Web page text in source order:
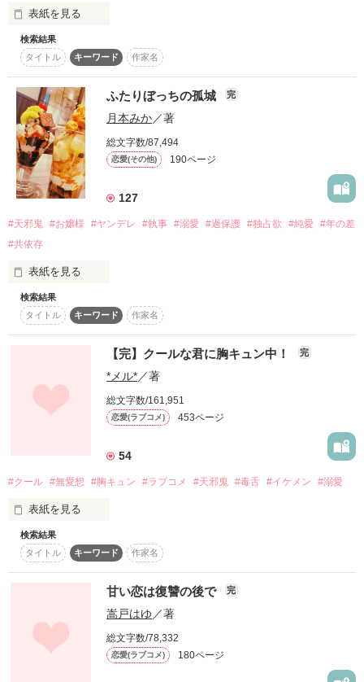
だって私が好きだったのは――
言葉足らずで、ひねくれていて、誤解されやすくて。
なのに時々、誰より優しかった頃の彼だから。
告白されても、素直にうなずけない。
近づかれるほど、逃げたくなる。
だけど彼は、まっすぐ私を見る。
「卒業までに、今の俺も好きにさせる」
そんな宣戦布告、反則でしょ。
素直になれない私と、
まっすぐすぎる彼の、
じれったくて、少し特別な青春ラブストーリー。
作品を読む
絶対絶対、センセイのせい
.｡o♡o｡.｡o♡o｡.｡o♡o｡.｡o♡o｡.｡o♡o｡.｡o♡o
天邪鬼美少女
村上 なずな -Murakami Nazuna-
×
世話焼きイケメン教師
.｡o♡o｡.｡o♡o｡.｡o♡o｡.｡o♡o｡.｡o♡o｡.｡o♡o
こんな関係だめだって、わかってる
だから、天地がひっくり返ってもあなたの隣に私がいることは
…そう、思ってるのに
｢僕が可愛いと思うのも、愛おしいと思うのも、全部なずなだ
けだよ。だから、安心して？｣
表紙を見る
見せかけ優等生たちは
今日も攻防戦を繰り広げている
「困ったことがあったら頼ってくれていいからね」
成績優秀な真面目ちゃん
岩倉 悠
イワクラ ユウ
「俺さ、ずっと岩倉さんと仲良くなりたいって
明るく気さくな人気者くん
古茶 蒼唯
コチャ アオイ
「自分の立場がまだわかってないのー？バカなの？」
「ヨユーぶってる岩倉さん、
存外お似合いかもしれないね？」
◆︎
蓋 を 開 け た ら 問 題 児
【黙って一緒に堕ちてろよ】
検索結果
タイトル
キーワード 作家名
ふたりぼっちの孤城 完
月本みか／著
総文字数/87,494
恋愛(その他) 190ページ
127
#天邪鬼 #お嬢様 #ヤンデレ #執事 #溺愛 #過保護 #独占欲 #純愛
#年の差
#共依存
表紙を見る
1日は貴方で始まり貴方で終わる。
あぁなんて素敵な日常だろう。
素直になれないお嬢様
×
ヤンデレ執事
理人
「ちゃんと私に保護されていてください」
検索結果
タイトル
キーワード 作家名
【完】クールな君に胸キュン中！ 完
*メル*／著
総文字数/161,951
恋愛(ラブコメ) 453ページ
54
#クール #無愛想 #胸キュン #ラブコメ #天邪鬼 #毒舌 #イケメン #溺愛
表紙を見る
Q:問題です。
好きな人に振り向いてもらうには、
どうしたらいいんでしょう？
A:「数学の問題以上にわかりません、
検索結果
タイトル
キーワード 作家名
甘い恋は復讐の後で 完
嵩戸はゆ ／著
総文字数/78,332
恋愛(ラブコメ) 180ページ